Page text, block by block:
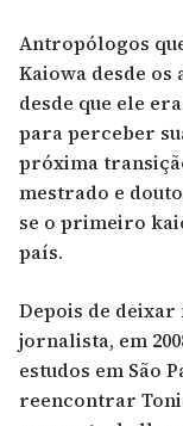
Antropólogos
Kaiowa desde os
desde que ele
para perceber
próxima
mestrado e
se o primeiro
país.
Depois de
jornalista, em
estudos em São
reencontrar